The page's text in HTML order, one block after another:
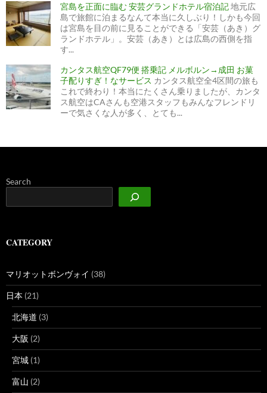
宮島を正面に臨む 安芸グランドホテル宿泊記地元広
島で旅館に泊まるなんて本当に久しぶり！しかも今回
は宮島を目の前に見ることができる「安芸（あき）グ
ランドホテル」。安芸（あき）とは広島の西側を指
す...
カンタス航空QF79便 搭乗記 メルボルン→成田 お菓
子配りすぎ！なサービス カンタス航空全4区間の旅も
これで終わり！本当にたくさん乗りましたが、カンタ
ス航空はCAさんも空港スタッフもみんなフレンドリ
ーで気さくな人が多く、とても...
Search
CATEGORY
マリオットボンヴォイ (38)
日本 (21)
北海道 (3)
大阪 (2)
宮城 (1)
富山 (2)